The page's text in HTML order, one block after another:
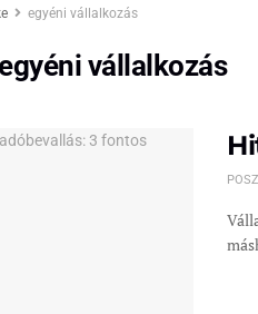
egyéni vállalkozás
egyéni vállalkozás